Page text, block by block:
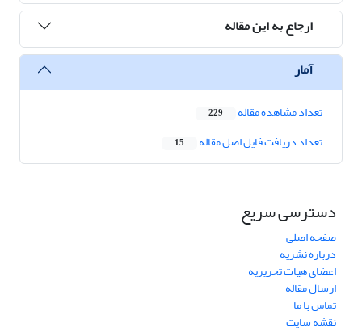
ارجاع به این مقاله
آمار
تعداد مشاهده مقاله 229
تعداد دریافت فایل اصل مقاله 15
دسترسی سریع
صفحه اصلی
درباره نشریه
اعضای هیات تحریریه
ارسال مقاله
تماس با ما
نقشه سایت